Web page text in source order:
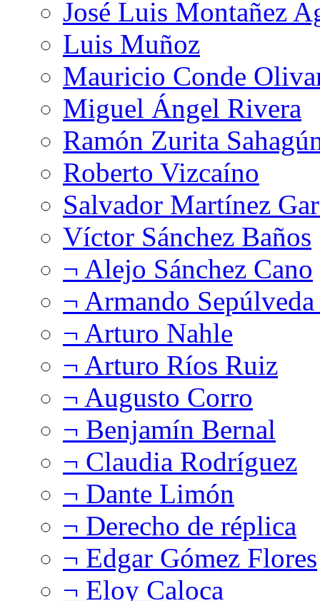
José Luis Montañez
Luis Muñoz
Mauricio Conde
Miguel Ángel Rivera
Ramón Zurita
Roberto Vizcaíno
Salvador Martínez
Víctor Sánchez Baños
¬ Alejo Sánchez Cano
¬ Armando
¬ Arturo Nahle
¬ Arturo Ríos Ruiz
¬ Augusto Corro
¬ Benjamín Bernal
¬ Claudia Rodríguez
¬ Dante Limón
¬ Derecho de réplica
¬ Edgar Gómez Flores
¬ Eloy Caloca